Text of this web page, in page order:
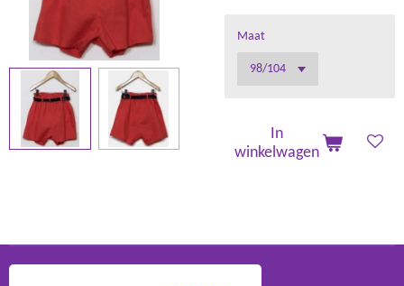
Maat
In
winkelwagen